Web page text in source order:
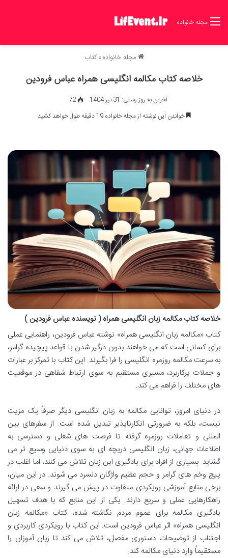
مجله خانواده
مجله خانواده» کتاب
خلاصه کتاب مکالمه انگلیسی همراه عباس فرودین
آخرین به روز رسانی: 31 تیر 1404
72
خواندن این نوشته از مجله خانواده 19 دقیقه طول خواهد کشید
خلاصه کتاب مکالمه زبان انگلیسی همراه ( نویسنده عباس فرودین )
کتاب «مکالمه زبان انگلیسی همراه» نوشته عباس فرودین، راهنمایی عملی
برای کسانی است که می خواهند بدون درگیر شدن با قواعد پیچیده گرامر،
به سرعت مکالمه روزمره انگلیسی را فرا بگیرند. این کتاب با تمرکز بر عبارات
و جملات پرکاربرد، مسیری مستقیم به سوی ارتباط شفاهی در موقعیت
های مختلف را فراهم می کند.
در دنیای امروز، توانایی مکالمه به زبان انگلیسی دیگر صرفاً یک مزیت
نیست، بلکه به ضرورتی انکارناپذیر تبدیل شده است. از سفرهای بین
المللی و تعاملات روزمره گرفته تا فرصت های شغلی و دسترسی به
اطلاعات جهانی، زبان انگلیسی دریچه ای به سوی دنیایی وسیع تر می
گشاید. بسیاری از افراد برای یادگیری این زبان تلاش می کنند، اما اغلب در
پیچ وخم های گرامر و حجم عظیم واژگان دلسرد می شوند. در این میان،
برخی منابع آموزشی رویکردی متفاوت در پیش می گیرند و سعی در ارائه
راهکارهایی عملی و سریع دارند. یکی از این منابع که با هدف تسهیل
یادگیری مکالمه برای عموم مردم نگاشته شده، کتاب «مکالمه زبان
انگلیسی همراه» اثر عباس فرودین است. این کتاب با رویکردی کاربردی و
اجتناب از توضیحات دستوری مفصل، تلاش می کند تا زبان آموزان را
مستقیماً وارد دنیای مکالمه کند.